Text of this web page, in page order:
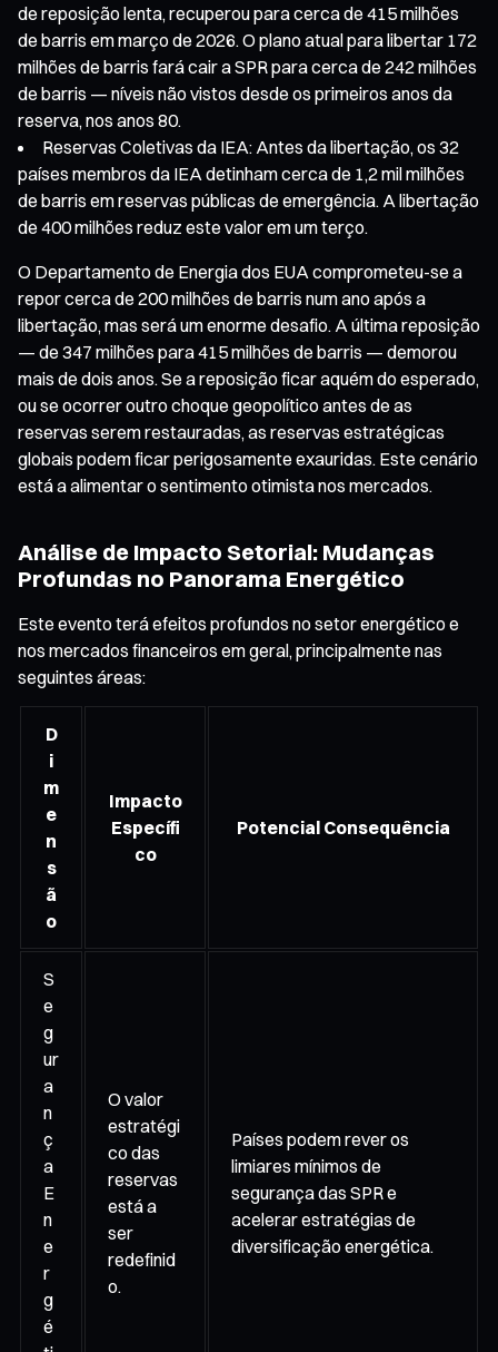
de reposição lenta, recuperou para cerca de 415 milhões
de barris em março de 2026. O plano atual para libertar 172
milhões de barris fará cair a SPR para cerca de 242 milhões
de barris — níveis não vistos desde os primeiros anos da
reserva, nos anos 80.
Reservas Coletivas da IEA: Antes da libertação, os 32
países membros da IEA detinham cerca de 1,2 mil milhões
de barris em reservas públicas de emergência. A libertação
de 400 milhões reduz este valor em um terço.
O Departamento de Energia dos EUA comprometeu-se a
repor cerca de 200 milhões de barris num ano após a
libertação, mas será um enorme desafio. A última reposição
— de 347 milhões para 415 milhões de barris — demorou
mais de dois anos. Se a reposição ficar aquém do esperado,
ou se ocorrer outro choque geopolítico antes de as
reservas serem restauradas, as reservas estratégicas
globais podem ficar perigosamente exauridas. Este cenário
está a alimentar o sentimento otimista nos mercados.
Análise de Impacto Setorial: Mudanças
Profundas no Panorama Energético
Este evento terá efeitos profundos no setor energético e
nos mercados financeiros em geral, principalmente nas
seguintes áreas:
D
i
m
e
n
s
ã
o
Impacto
Específi
co
Potencial Consequência
S
e
g
ur
a
n
ç
a
E
n
e
r
g
é
O valor
estratégi
co das
reservas
está a
ser
redefinid
o.
Países podem rever os
limiares mínimos de
segurança das SPR e
acelerar estratégias de
diversificação energética.